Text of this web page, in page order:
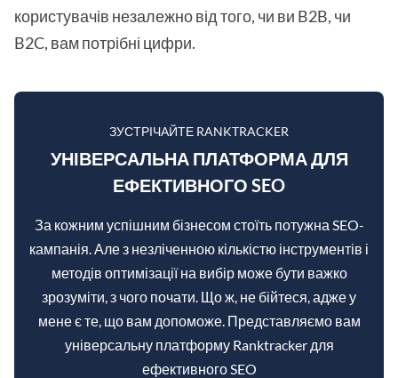
користувачів незалежно від того, чи ви B2B, чи
B2C, вам потрібні цифри.
ЗУСТРІЧАЙТЕ RANKTRACKER
УНІВЕРСАЛЬНА ПЛАТФОРМА ДЛЯ
ЕФЕКТИВНОГО SEO
За кожним успішним бізнесом стоїть потужна SEO-
кампанія. Але з незліченною кількістю інструментів і
методів оптимізації на вибір може бути важко
зрозуміти, з чого почати. Що ж, не бійтеся, адже у
мене є те, що вам допоможе. Представляємо вам
універсальну платформу Ranktracker для
ефективного SEO